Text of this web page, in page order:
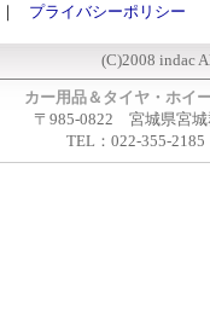
｜ プライバシーポリシー
(C)2008 indac
カー用品＆タイヤ・ホイ
〒985-0822 宮城県宮城
TEL：022-355-